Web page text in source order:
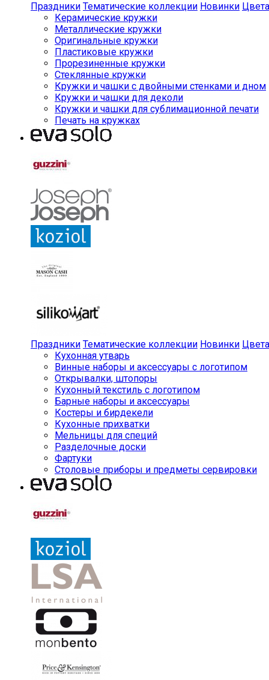
Праздники Тематические коллекции Новинки Цвета
Керамические кружки
Металлические кружки
Оригинальные кружки
Пластиковые кружки
Прорезиненные кружки
Стеклянные кружки
Кружки и чашки с двойными стенками и дном
Кружки и чашки для деколи
Кружки и чашки для сублимационной печати
Печать на кружках
Праздники Тематические коллекции Новинки Цвета
Кухонная утварь
Винные наборы и аксессуары с логотипом
Открывалки, штопоры
Кухонный текстиль с логотипом
Барные наборы и аксессуары
Костеры и бирдекели
Кухонные прихватки
Мельницы для специй
Разделочные доски
Фартуки
Столовые приборы и предметы сервировки